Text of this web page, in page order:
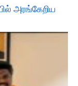
அரங்கேறிய